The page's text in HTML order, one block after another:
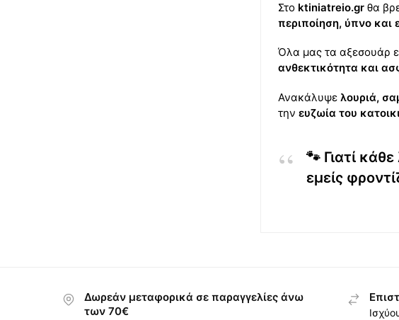
Στο ktiniatreio.grθα
περιποίηση, ύπνο και
Όλα μας τα αξεσουάρ
ανθεκτικότητα και
Ανακάλυψε λουριά,
την ευζωία του
🐾 Γιατί
εμείς
Δωρεάν μεταφορικά σε παραγγελίες άνω
των 70€